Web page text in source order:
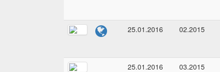
25.01.2016 02.2015
25.01.2016 03.2015